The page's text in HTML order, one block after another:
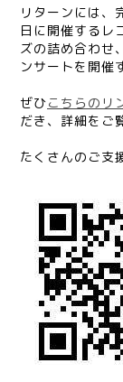
リターンには、
日に開催するレ
ズの詰め合わせ
ンサートを開催
ぜひこちらのリ
だき、詳細をご
たくさんのご支